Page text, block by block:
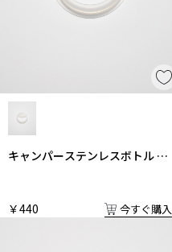
キャンパーステンレスボトル 飲
￥440
今すぐ購入